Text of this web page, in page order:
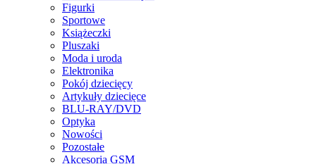
Figurki
Sportowe
Książeczki
Pluszaki
Moda i uroda
Elektronika
Pokój dziecięcy
Artykuły dziecięce
BLU-RAY/DVD
Optyka
Nowości
Pozostałe
Akcesoria GSM